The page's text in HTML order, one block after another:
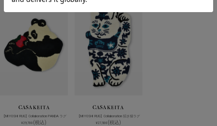
【MIYOSHI RUG】Collaboration PANDA ラグ
¥29,700 (税込)
【MIYOSHI RUG】Collaboration 招き猫ラグ
¥27,500 (税込)